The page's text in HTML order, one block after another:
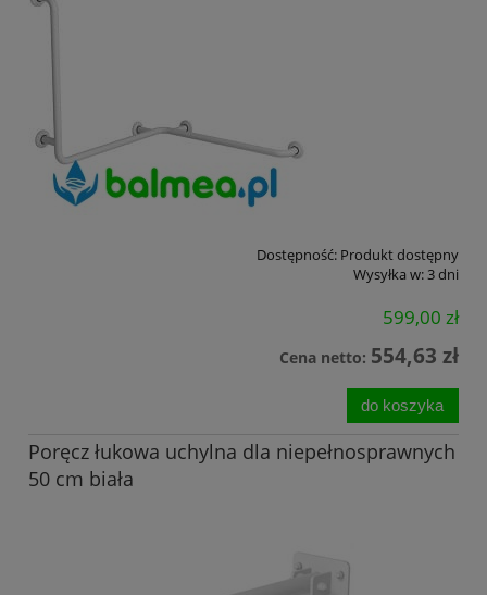
Dostępność: Produkt dostępny
Wysyłka w:3 dni
599,00 zł
Cena netto: 554,63 zł
do koszyka
Poręcz łukowa uchylna dla niepełnosprawnych
50 cm biała